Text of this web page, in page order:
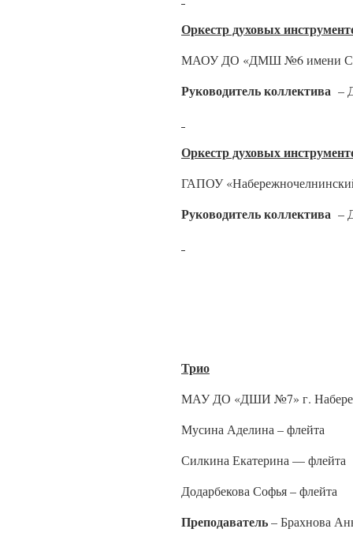
Оркестр духовых
МАОУ ДО «ДМШ №6 имени
Руководитель коллектива –
Оркестр духовых
ГАПОУ
Руководитель коллектива –
Трио
МАУ ДО «ДШИ №7» г.
Мусина Аделина – флейта
Силкина Екатерина — флейта
Додарбекова Софья – флейта
Преподаватель– Брахнова